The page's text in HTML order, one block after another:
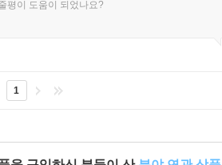
평이 도움이 되었나요?
1